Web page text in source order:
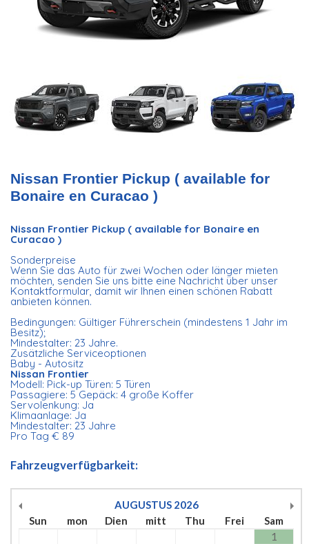
Nissan Frontier Pickup ( available for
Bonaire en Curacao )
Nissan Frontier Pickup ( available for Bonaire en
Curacao )
Sonderpreise
Wenn Sie das Auto für zwei Wochen oder länger mieten
möchten, senden Sie uns bitte eine Nachricht über unser
Kontaktformular, damit wir Ihnen einen schönen Rabatt
anbieten können.
Bedingungen: Gültiger Führerschein (mindestens 1 Jahr im
Besitz);
Mindestalter: 23 Jahre.
Zusätzliche Serviceoptionen
Baby - Autositz
Nissan Frontier
Modell: Pick-up Türen: 5 Türen
Passagiere: 5 Gepäck: 4 große Koffer
Servolenkung: Ja
Klimaanlage: Ja
Mindestalter: 23 Jahre
Pro Tag € 89
Fahrzeugverfügbarkeit:
AUGUSTUS 2026
Sun
mon Dien mitt Thu Frei
Sam
1